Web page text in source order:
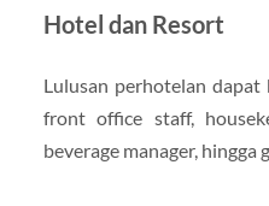
Hotel dan Resort
Lulusan perhotelan dapat
front office staff,
beverage manager, hingga